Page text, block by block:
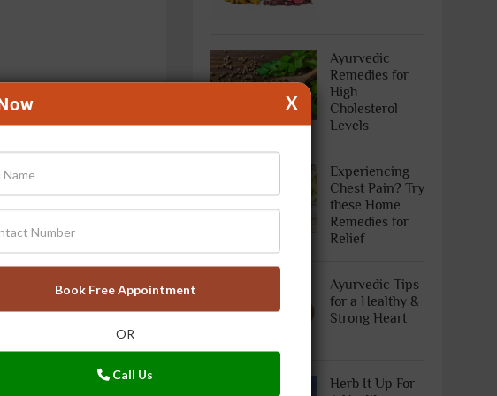
Book Free Appointment
OR
Call Us
X
के आँकड़ों के अनुसार, देश
जनवरी और फरवरी में —
Ayurvedic
Remedies for
High
Cholesterol
Levels
Experiencing
Chest Pain? Try
these Home
Remedies for
Relief
Ayurvedic Tips
for a Healthy &
Strong Heart
Herb It Up For